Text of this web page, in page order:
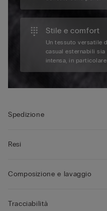
Stile e comfort
Un tessuto versatile
casual esternabili
intensa, in
Spedizione
Resi
Composizione e lavaggio
Tracciabilità